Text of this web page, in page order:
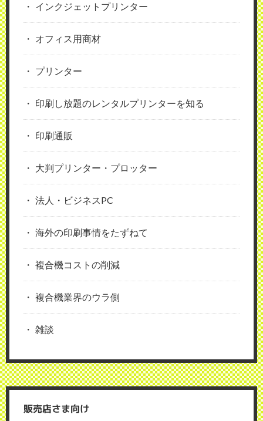
インクジェットプリンター
オフィス用商材
プリンター
印刷し放題のレンタルプリンターを知る
印刷通販
大判プリンター・プロッター
法人・ビジネスPC
海外の印刷事情をたずねて
複合機コストの削減
複合機業界のウラ側
雑談
販売店さま向け